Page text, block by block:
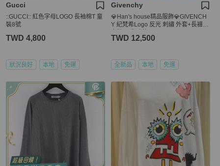
Gucci
::GUCCI:: 紅色字母LOGO 長袖棉T 童
裝8號
TWD 4,800
狀況良好 本地 免運
Givenchy
💎Han's house精品服飾💎GIVENCH
Y 紀梵希Logo 反光 刺繡 外套+長褲
TWD 12,500
全新品 本地 免運